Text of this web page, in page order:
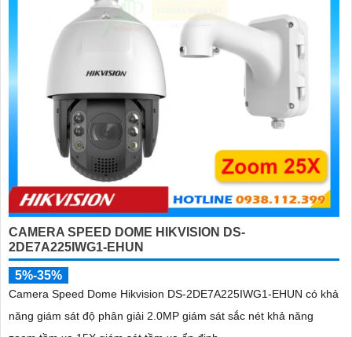
CAMERA SPEED DOME HIKVISION DS-
2DE7A225IWG1-EHUN
5%-35%
Camera Speed Dome Hikvision DS-2DE7A225IWG1-EHUN có khả
năng giám sát độ phân giải 2.0MP giám sát sắc nét khả năng